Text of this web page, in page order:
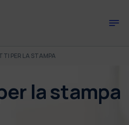
PER LA STAMPA
la stampa